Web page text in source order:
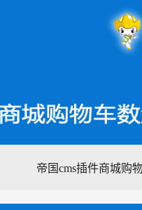
帝国cms插件商城购